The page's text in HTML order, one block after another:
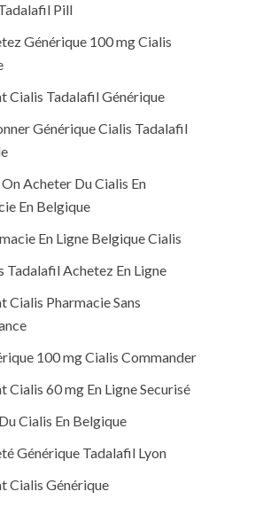
Pill
Générique 100 mg Cialis
Cialis Tadalafil Générique
Générique Cialis Tadalafil
Acheter Du Cialis En
En Belgique
En Ligne Belgique Cialis
Tadalafil Achetez En Ligne
Cialis Pharmacie Sans
100 mg Cialis Commander
Cialis 60 mg En Ligne Securisé
Cialis En Belgique
Générique Tadalafil Lyon
Cialis Générique